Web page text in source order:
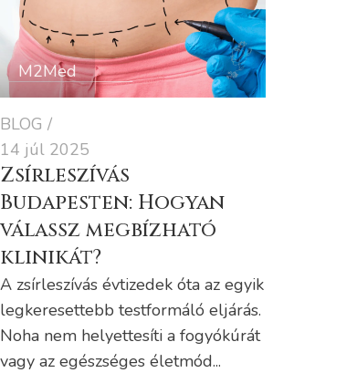
M2Med
BLOG
14 júl 2025
Zsírleszívás
Budapesten: Hogyan
válassz megbízható
klinikát?
A zsírleszívás évtizedek óta az egyik
legkeresettebb testformáló eljárás.
Noha nem helyettesíti a fogyókúrát
vagy az egészséges életmód...